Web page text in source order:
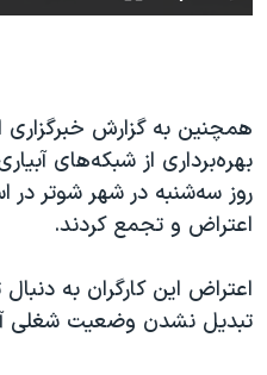
720p
480p
720p
1080p
همچنین به گزارش خبرگزاری
بهره‌برداری از شبکه‌های
روز سه‌شنبه در شهر شوتر در
اعتراض و تجمع کردند.
اعتراض این کارگران به
تبدیل نشدن وضعیت شغلی